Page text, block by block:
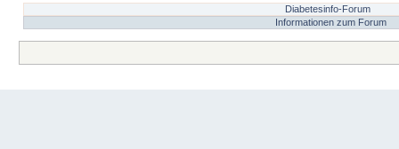
Diabetesinfo-Forum
Informationen zum Forum